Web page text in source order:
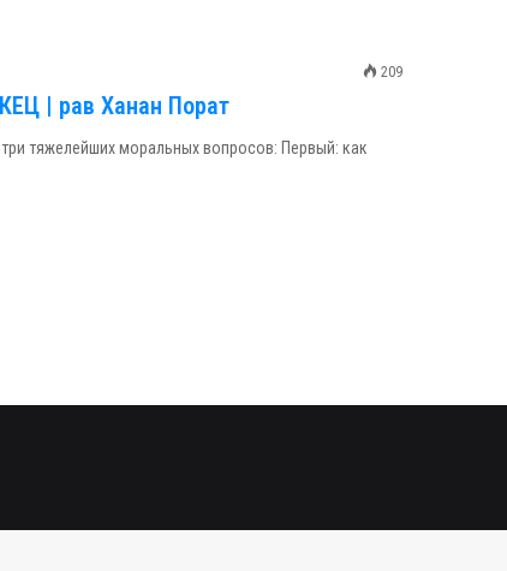
209
| рав Ханан Порат
тяжелейших моральных вопросов: Первый: как